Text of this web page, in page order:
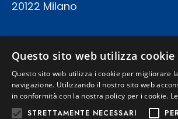
20122 Milano
CAPITALE SOCIALE: € 23.200.000 INT.VERS.
Privacy Policy
Questo sito web utilizza cookie
Questo sito web utilizza i cookie per migliorare
navigazione. Utilizzando il nostro sito web
in conformità con la nostra policy per i cookie.
STRETTAMENTE NECESSARI